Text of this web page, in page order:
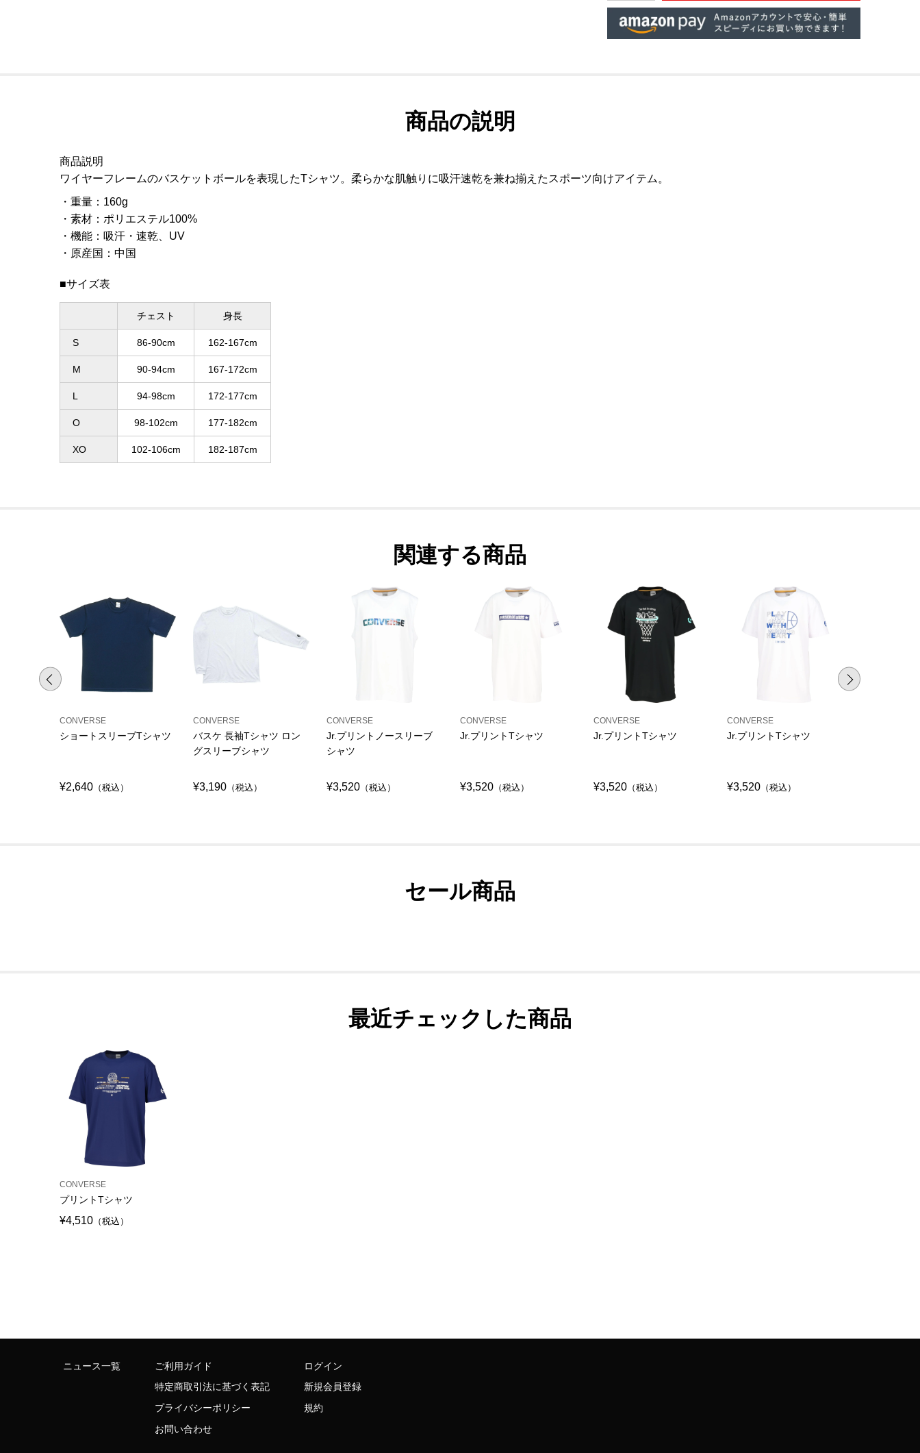
商品の説明
商品説明
ワイヤーフレームのバスケットボールを表現したTシャツ。柔らかな肌触りに吸汗速乾を兼ね揃えたスポーツ向けアイテム。
重量 ： 160g
素材 ： ポリエステル100%
機能 ： 吸汗・速乾、UV
原産国 ： 中国
■サイズ表
チェスト 身長
S 86-90cm 162-167cm
M 90-94cm 167-172cm
L 94-98cm 172-177cm
O 98-102cm 177-182cm
XO 102-106cm 182-187cm
関連する商品
CONVERSE
ショートスリーブTシャツ
¥2,640 （税込）
CONVERSE
バスケ 長袖Tシャツ ロン
グスリーブシャツ
¥3,190 （税込）
CONVERSE
Jr.プリントノースリーブ
シャツ
¥3,520 （税込）
CONVERSE
Jr.プリントTシャツ
¥3,520 （税込）
CONVERSE
Jr.プリントTシャツ
¥3,520 （税込）
CONVERSE
Jr.プリントTシャツ
¥3,520 （税込）
セール商品
最近チェックした商品
CONVERSE
プリントTシャツ
¥4,510 （税込）
ニュース一覧
ご利用ガイド
特定商取引法に基づく表記
プライバシーポリシー
お問い合わせ
ログイン
新規会員登録
規約